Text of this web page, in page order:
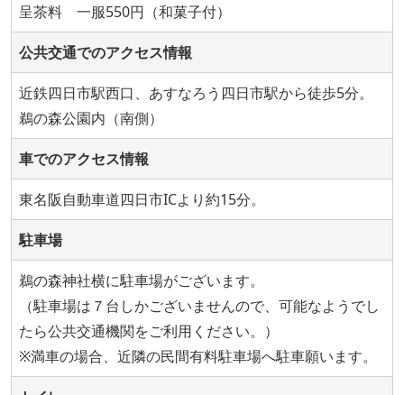
呈茶料 一服550円（和菓子付）
公共交通でのアクセス情報
近鉄四日市駅西口、あすなろう四日市駅から徒歩5分。
鵜の森公園内（南側）
車でのアクセス情報
東名阪自動車道四日市ICより約15分。
駐車場
鵜の森神社横に駐車場がございます。
（駐車場は７台しかございませんので、可能なようでし
たら公共交通機関をご利用ください。）
※満車の場合、近隣の民間有料駐車場へ駐車願います。